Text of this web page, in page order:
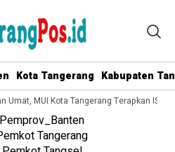
Kota Tangerang Kabupaten
MUI Kota Tangerang Terapkan ISO